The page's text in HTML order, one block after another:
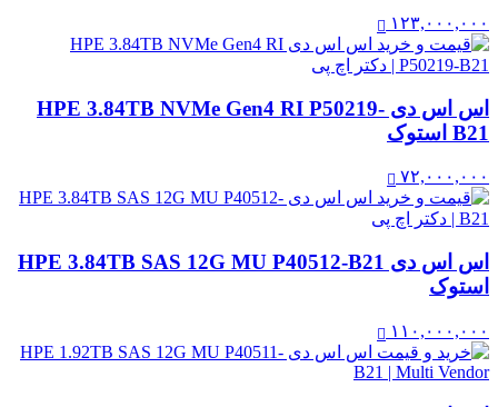
۱۲۳,۰۰۰,۰۰۰
اس اس دی HPE 3.84TB NVMe Gen4 RI P50219-
B21 استوک
۷۲,۰۰۰,۰۰۰
اس اس دی HPE 3.84TB SAS 12G MU P40512-B21
استوک
۱۱۰,۰۰۰,۰۰۰